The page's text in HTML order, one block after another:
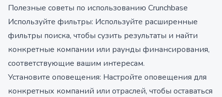
Полезные советы по использованию Crunchbase
Используйте фильтры: Используйте расширенные
фильтры поиска, чтобы сузить результаты и найти
конкретные компании или раунды финансирования,
соответствующие вашим интересам.
Установите оповещения: Настройте оповещения для
конкретных компаний или отраслей, чтобы оставаться